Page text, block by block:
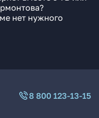
нет нужного
8 800 123-13-15